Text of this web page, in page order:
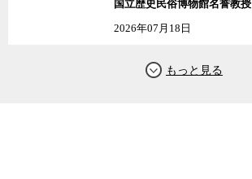
国立歴史民俗博物館名誉教授
2026年07月18日